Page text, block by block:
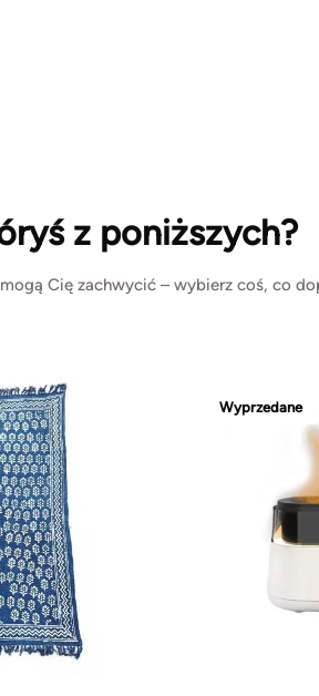
z poniższych?
Cię zachwycić – wybierz coś, co
Wyprzedane